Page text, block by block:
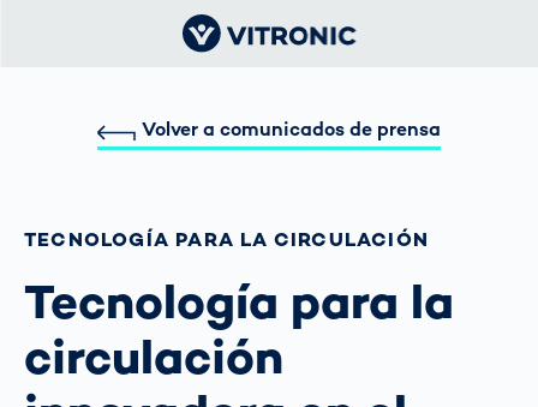
Volver a comunicados de prensa
TECNOLOGÍA PARA LA CIRCULACIÓN
Tecnología para la
circulación